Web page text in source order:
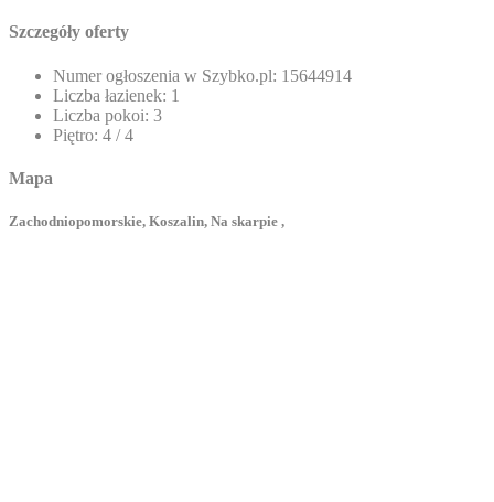
Szczegóły oferty
Numer ogłoszenia w Szybko.pl: 15644914
Liczba łazienek: 1
Liczba pokoi: 3
Piętro: 4 / 4
Mapa
Zachodniopomorskie, Koszalin, Na skarpie ,